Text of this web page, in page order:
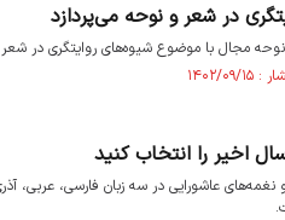
در شعر و نوحه می‌پردازد
مجال با موضوع شیوه‌هاى روایتگرى در شعر
عاشورایی در سه زبان فارسی، عربی،